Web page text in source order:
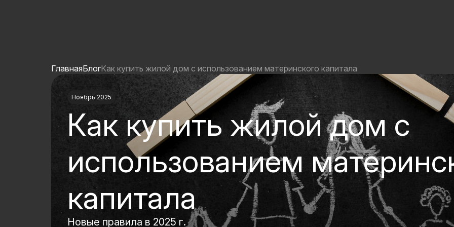
ГлавнаяБлогКак купить жилой дом с использованием материнского капитала
Ноябрь 2025
Как купить жилой дом с
использованием
капитала
Новые правила в 2025 г.